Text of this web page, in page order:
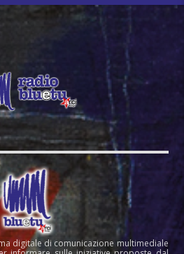
digitale di comunicazione multimediale